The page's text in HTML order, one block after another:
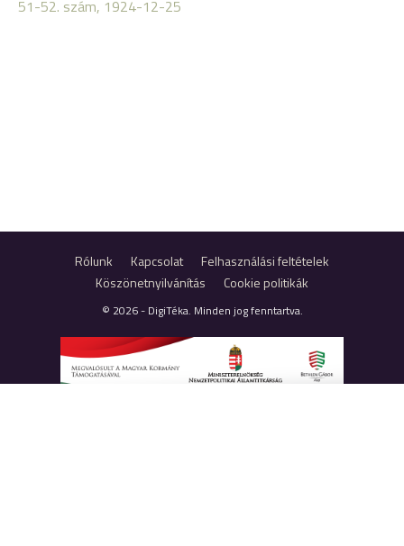
51-52. szám, 1924-12-25
Rólunk Kapcsolat
Felhasználási feltételek
Köszönetnyilvánítás
Cookie politikák
© 2026 - DigiTéka. Minden jog fenntartva.